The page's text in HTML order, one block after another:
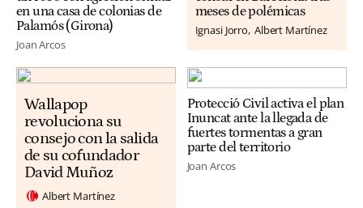
en una casa de colonias de
Palamós (Girona)
Joan Arcos
meses de polémicas
Ignasi Jorro Albert Martínez
Wallapop
revoluciona su
consejo con la salida
de su cofundador
David Muñoz
Albert Martínez
Protecció Civil activa el plan
Inuncat ante la llegada de
fuertes tormentas a gran
parte del territorio
Joan Arcos